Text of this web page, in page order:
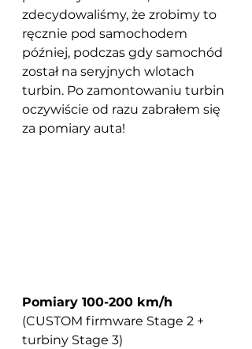
zdecydowaliśmy, że zrobimy to
ręcznie pod samochodem
później, podczas gdy samochód
został na seryjnych wlotach
turbin. Po zamontowaniu turbin
oczywiście od razu zabrałem się
za pomiary auta!
Pomiary 100-200 km/h
(CUSTOM firmware Stage 2 +
turbiny Stage 3)